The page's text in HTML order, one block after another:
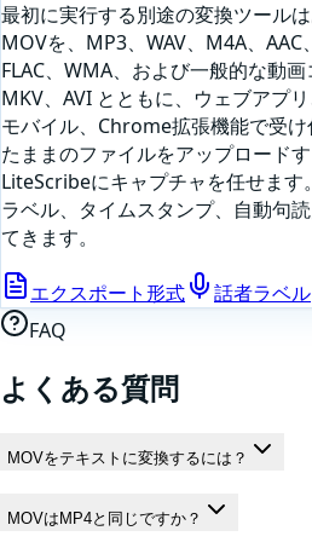
最初に実行する別途の変換ツール
MOVを、MP3、WAV、M4A、AAC
FLAC、WMA、および一般的な動画
MKV、AVI とともに、ウェブアプ
モバイル、Chrome拡張機能で受
たままのファイルをアップロードす
LiteScribeにキャプチャを任せます
ラベル、タイムスタンプ、自動句
てきます。
エクスポート形式
話者ラベル
FAQ
よくある質問
MOVをテキストに変換するには？
MOVはMP4と同じですか？